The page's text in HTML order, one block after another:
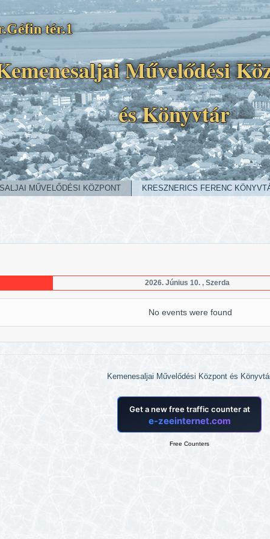
Művelődési
tér.1
és Könyvtár
MŰVELŐDÉSI KÖZPONT KRESZNERICS FERENC
2026. Június 10. , Szerda
No events were found
Kemenesaljai Művelődési Központ és
Free Counters